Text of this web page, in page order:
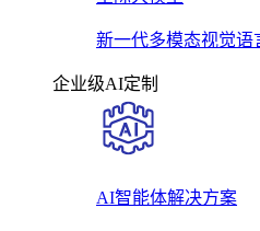
新一代多模态视觉语
企业级AI定制
AI智能体解决方案